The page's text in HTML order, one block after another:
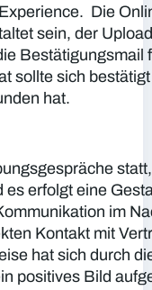
Die
sein, der
Bestätigungsmail
sollte sich
hat.
es erfolgt eine
im
Kontakt mit
hat sich durch
positives Bild